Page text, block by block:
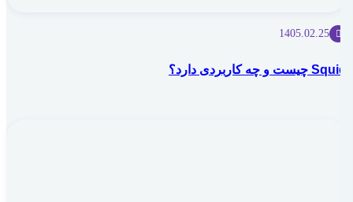
1405.02.25
Squid چیست و چه کاربردی دارد؟